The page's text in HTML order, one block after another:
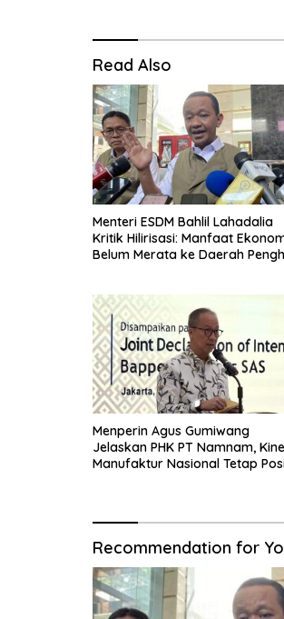
Read Also
Menteri ESDM Bahlil Lahadalia
Kritik Hilirisasi: Manfaat
Belum Merata ke Daerah
Menperin Agus Gumiwang
Jelaskan PHK PT Namnam,
Manufaktur Nasional Tetap
Recommendation for